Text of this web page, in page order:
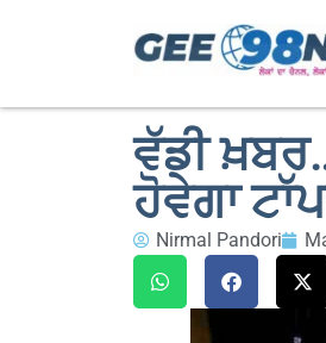
ਵੱਡੀ
ਹੋਵੇਗਾ
Nirmal Pandori